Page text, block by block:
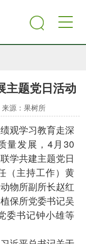
主题党日活动
来源：果树所
观学习教育走深
量发展，4月30
学共建主题党日
（主持工作）黄
物所副所长赵红
保所党委书记吴
委书记钟小雄等